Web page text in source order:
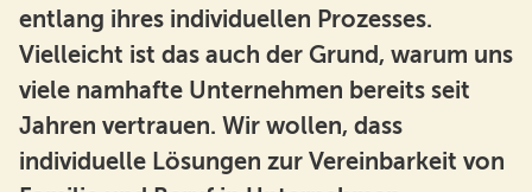
entlang ihres individuellen Prozesses.
Vielleicht ist das auch der Grund, warum uns
viele namhafte Unternehmen bereits seit
Jahren vertrauen. Wir wollen, dass
individuelle Lösungen zur Vereinbarkeit von